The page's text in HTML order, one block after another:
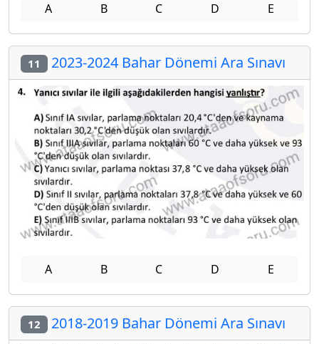
A B C D E
11 2023-2024 Bahar Dönemi Ara Sınavı
A B C D E
12 2018-2019 Bahar Dönemi Ara Sınavı